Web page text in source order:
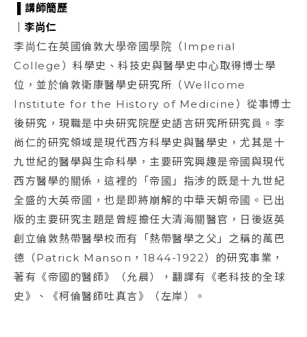
講師簡歷
｜李尚仁
李尚仁在英國倫敦大學帝國學院（Imperial
College）科學史、科技史與醫學史中心取得博士學
位，並於倫敦衛康醫學史研究所（Wellcome
Institute for the History of Medicine）從事博士
後研究，現職是中央研究院歷史語言研究所研究員。李
尚仁的研究領域是現代西方科學史與醫學史，尤其是十
九世紀的醫學與生命科學，主要研究興趣是帝國與現代
西方醫學的關係，這裡的「帝國」指涉的既是十九世紀
全盛的大英帝國，也是即將崩解的中華天朝帝國。已出
版的主要研究主題是曾經擔任大清海關醫官，日後返英
創立倫敦熱帶醫學校而有「熱帶醫學之父」之稱的萬巴
德（Patrick Manson，1844-1922）的研究事業，
著有《帝國的醫師》（允晨），翻譯有《老科技的全球
史》、《柯倫醫師吐真言》（左岸）。